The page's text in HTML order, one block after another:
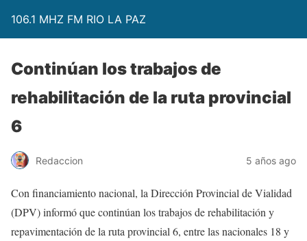
106.1 MHZ FM RIO LA PAZ
Continúan los trabajos de
rehabilitación de la ruta provincial
6
Redaccion 5 años ago
Con financiamiento nacional, la Dirección Provincial de Vialidad
(DPV) informó que continúan los trabajos de rehabilitación y
repavimentación de la ruta provincial 6, entre las nacionales 18 y